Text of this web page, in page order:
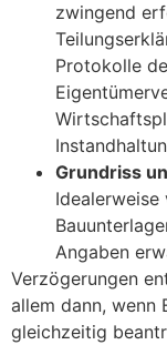
zwingend
Protokolle
Grundriss
Angaben
Verzögerungen
allem dann, wenn
gleichzeitig